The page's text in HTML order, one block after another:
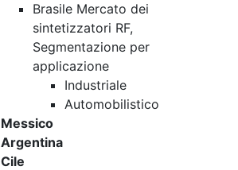
Brasile Mercato dei
sintetizzatori RF,
Segmentazione per
applicazione
Industriale
Automobilistico
Messico
Argentina
Cile